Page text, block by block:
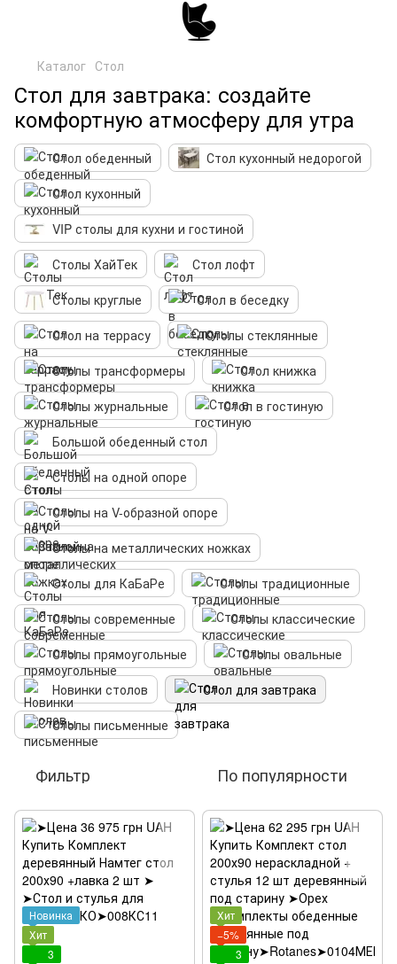
Каталог Стол
Стол для завтрака: создайте
комфортную атмосферу для утра
Стол обеденный
Стол кухонный недорогой
Стол кухонный
VIP столы для кухни и гостиной
Столы ХайТек
Стол лофт
Столы круглые
Стол в беседку
Стол на террасу
Столы стеклянные
Столы трансформеры
Стол книжка
Столы журнальные
Стол в гостиную
Большой обеденный стол
Столы на одной опоре
Столы на V-образной опоре
Столы на металлических ножках
Столы для КаБаРе
Столы традиционные
Столы современные
Столы классические
Столы прямоугольные
Столы овальные
Новинки столов
Стол для завтрака
Столы письменные
Фильтр По популярности
Новинка
Хит
3
Хит
−5%
3